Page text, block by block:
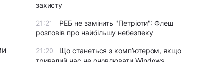
захисту
21:21
РЕБ не замінить "Петріоти": Флеш
розповів про найбільшу небезпеку
21:20
Що станеться з комп’ютером, якщо
тривалий час не оновлювати Windows